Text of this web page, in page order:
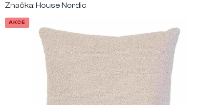
hodnocení
produktu
Značka:House Nordic
AKCE